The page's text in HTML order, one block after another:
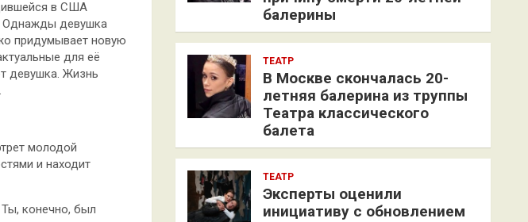
в США
Однажды девушка
придумывает новую
для её
девушка. Жизнь
молодой
и находит
конечно, был
балерины
ТЕАТР
В Москве скончалась 20-
летняя балерина из труппы
Театра классического
балета
ТЕАТР
Эксперты оценили
инициативу с обновлением